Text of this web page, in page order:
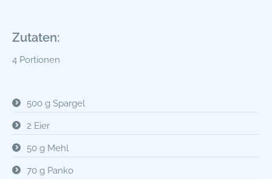
Zutaten:
4 Portionen
500 g Spargel
2 Eier
50 g Mehl
70 g Panko